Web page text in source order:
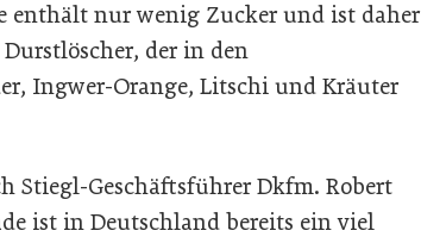
enthält nur wenig Zucker und ist daher
der in den
Ingwer-Orange, Litschi und Kräuter
Stiegl-Geschäftsführer Dkfm. Robert
ist in Deutschland bereits ein viel